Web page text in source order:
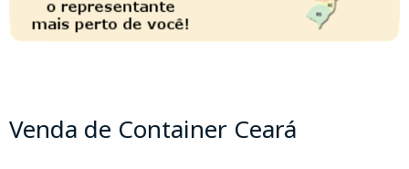
Venda de Container Ceará